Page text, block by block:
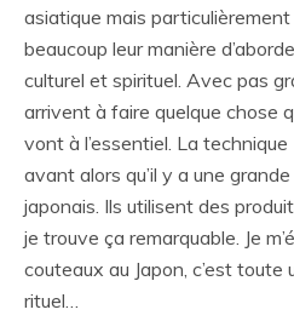
asiatique mais particulièrement
beaucoup leur manière
culturel et spirituel. Avec pas
arrivent à faire quelque chose
vont à l’essentiel. La
avant alors qu’il y a une
japonais. Ils utilisent des
je trouve ça remarquable. Je
couteaux au Japon, c’est toute
rituel…